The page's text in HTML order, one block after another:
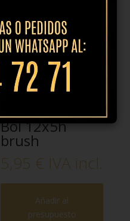
Bol 12x5h
brush
5,95 € IVA incl.
Añadir al
presupuesto